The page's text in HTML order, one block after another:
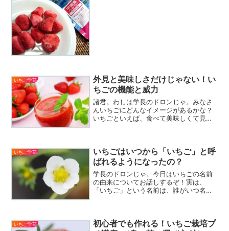
いちご学部
外見と美味しさだけじゃない！い
ちごの機能と威力
諸君。わしは学長のドロンじゃ。みなさ
んいちごにどんなイメージがあるかな？
いちごといえば、食べて美味しくて見て
ジがあるね？そう、いち...
いちご学部
いちごはいつから「いちご」と呼
ばれるようになったの？
学長のドロンじゃ。今日はいちごの名前
の由来についてお話しするぞ！実は、
「いちご」という名前は、誰がいつ名づ
紀』には「伊致寐姑」という漢...
いちご学部
初心者でも作れる！いちご栽培プ